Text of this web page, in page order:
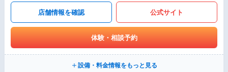
店舗情報を確認 公式サイト
体験・相談予約
設備・料金情報をもっと見る